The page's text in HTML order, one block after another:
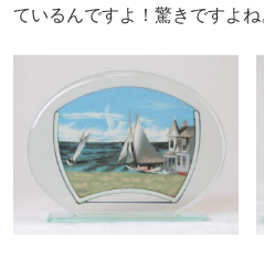
ているんですよ！驚きですよね